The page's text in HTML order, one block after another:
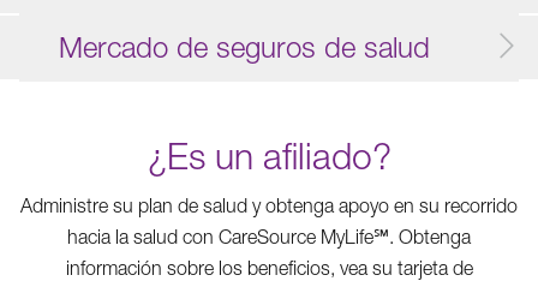
Mercado de seguros de salud
¿Es un afiliado?
Administre su plan de salud y obtenga apoyo en su recorrido
hacia la salud con CareSource MyLife℠. Obtenga
información sobre los beneficios, vea su tarjeta de